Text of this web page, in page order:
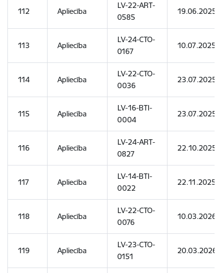
112 Apliecība
LV-22-ART-
0585
19.06.2025
113 Apliecība
LV-24-CTO-
0167
10.07.2025
114 Apliecība
LV-22-CTO-
0036
23.07.2025
115 Apliecība
LV-16-BTI-
0004
23.07.2025
116 Apliecība
LV-24-ART-
0827
22.10.2025
117 Apliecība
LV-14-BTI-
0022
22.11.2025
118 Apliecība
LV-22-CTO-
0076
10.03.2026
119 Apliecība
LV-23-CTO-
0151
20.03.2026